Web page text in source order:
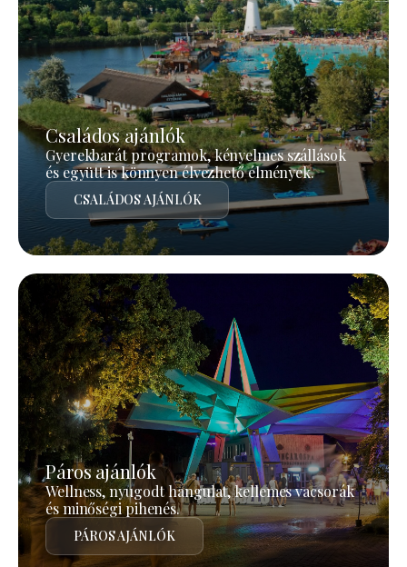
Családos ajánlók
Gyerekbarát programok, kényelmes szállások
és együtt is könnyen élvezhető élmények.
CSALÁDOS AJÁNLÓK
Páros ajánlók
Wellness, nyugodt hangulat, kellemes vacsorák
és minőségi pihenés.
PÁROS AJÁNLÓK